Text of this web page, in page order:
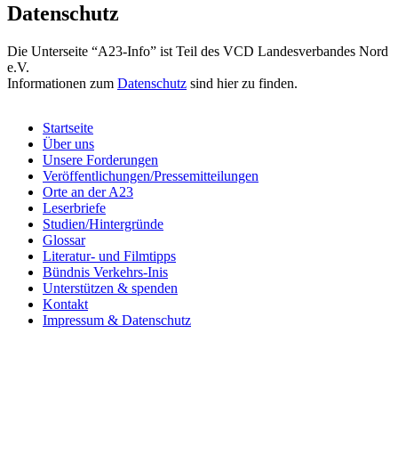
Datenschutz
Die Unterseite “A23-Info” ist Teil des VCD Landesverbandes Nord
e.V.
Informationen zum Datenschutz sind hier zu finden.
Startseite
Über uns
Unsere Forderungen
Veröffentlichungen/Pressemitteilungen
Orte an der A23
Leserbriefe
Studien/Hintergründe
Glossar
Literatur- und Filmtipps
Bündnis Verkehrs-Inis
Unterstützen & spenden
Kontakt
Impressum & Datenschutz